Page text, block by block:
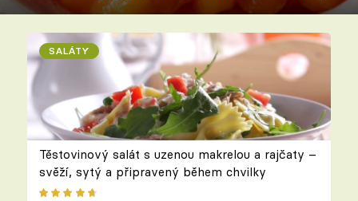
SALÁTY
Těstovinový salát s uzenou makrelou a rajčaty –
svěží, sytý a připravený během chvilky